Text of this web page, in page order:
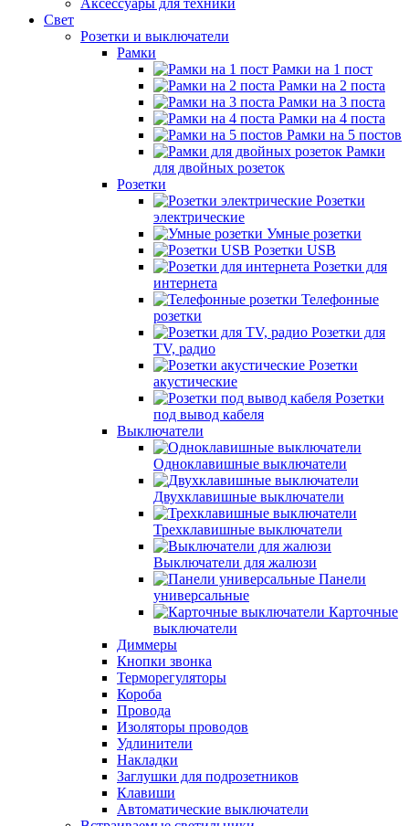
Аксессуары для техники
Свет
Розетки и выключатели
Рамки
Рамки на 1 пост
Рамки на 2 поста
Рамки на 3 поста
Рамки на 4 поста
Рамки на 5 постов
Рамки
для двойных розеток
Розетки
Розетки
электрические
Умные розетки
Розетки USB
Розетки для
интернета
Телефонные
розетки
Розетки для
TV, радио
Розетки
акустические
Розетки
под вывод кабеля
Выключатели
Одноклавишные выключатели
Двухклавишные выключатели
Трехклавишные выключатели
Выключатели для жалюзи
Панели
универсальные
Карточные
выключатели
Диммеры
Кнопки звонка
Терморегуляторы
Короба
Провода
Изоляторы проводов
Удлинители
Накладки
Заглушки для подрозетников
Клавиши
Автоматические выключатели